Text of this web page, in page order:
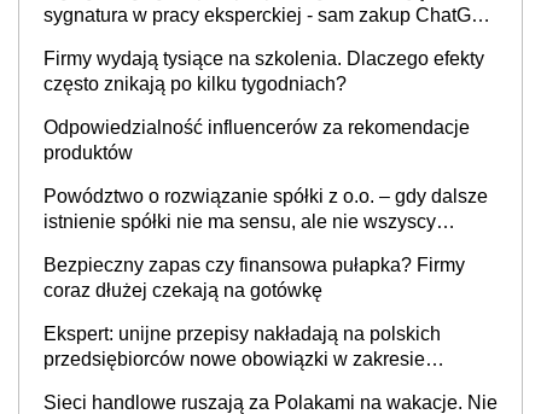
sygnatura w pracy eksperckiej - sam zakup ChatGPT
Firmy wydają tysiące na szkolenia. Dlaczego efekty
często znikają po kilku tygodniach?
Odpowiedzialność influencerów za rekomendacje
produktów
Powództwo o rozwiązanie spółki z o.o. – gdy dalsze
istnienie spółki nie ma sensu, ale nie wszyscy
Bezpieczny zapas czy finansowa pułapka? Firmy
coraz dłużej czekają na gotówkę
Ekspert: unijne przepisy nakładają na polskich
przedsiębiorców nowe obowiązki w zakresie
Sieci handlowe ruszają za Polakami na wakacje. Nie